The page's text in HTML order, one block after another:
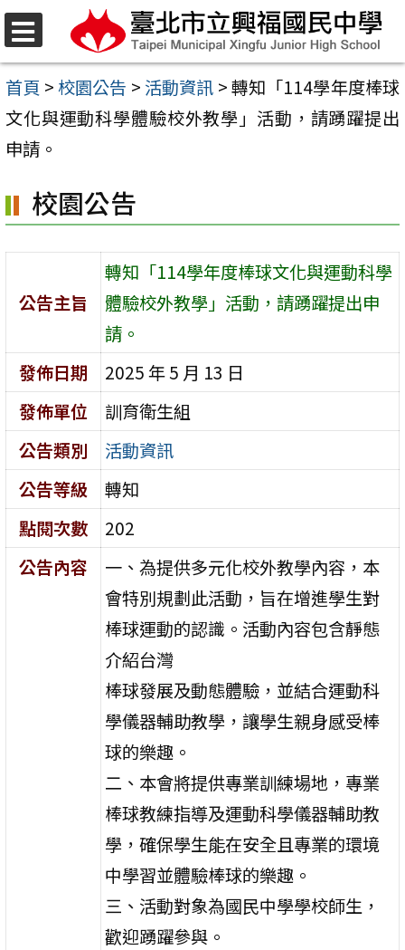
選
單
跳
至
主
要
內
區
首頁 >校園公告 > 活動資訊 >轉知「114學年度棒球
文化與運動科學體驗校外教學」活動，請踴躍提出
申請。
校園公告
公告主旨
轉知「114學年度棒球文化與運動科學
體驗校外教學」活動，請踴躍提出申
請。
發佈日期
2025 年 5 月 13 日
發佈單位
訓育衛生組
公告類別
活動資訊
公告等級
轉知
點閱次數
202
公告內容
一、為提供多元化校外教學內容，本
會特別規劃此活動，旨在增進學生對
棒球運動的認識。活動內容包含靜態
介紹台灣
棒球發展及動態體驗，並結合運動科
學儀器輔助教學，讓學生親身感受棒
球的樂趣。
二、本會將提供專業訓練場地，專業
棒球教練指導及運動科學儀器輔助教
學，確保學生能在安全且專業的環境
中學習並體驗棒球的樂趣。
三、活動對象為國民中學學校師生，
歡迎踴躍參與。